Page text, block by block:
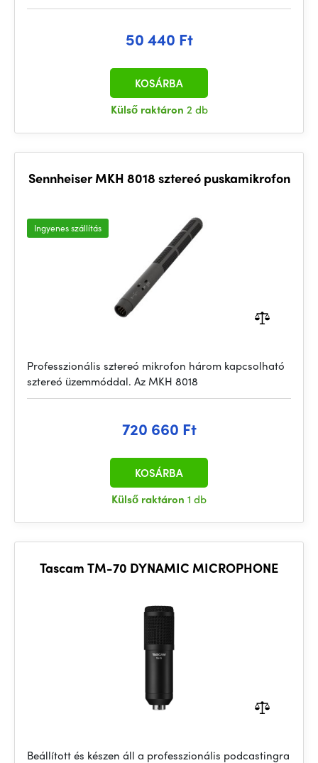
50 440 Ft
Külső raktáron 2 db
KOSÁRBA
Sennheiser MKH 8018 sztereó puskamikrofon
Ingyenes szállítás
Professzionális sztereó mikrofon három kapcsolható
sztereó üzemmóddal. Az MKH 8018
720 660 Ft
Külső raktáron 1 db
KOSÁRBA
Tascam TM-70 DYNAMIC MICROPHONE
Beállított és készen áll a professzionális podcastingra